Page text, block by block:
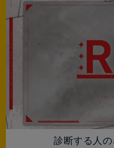
診断する人